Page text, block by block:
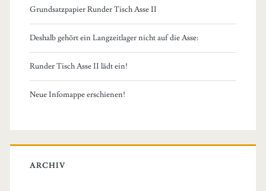
Grundsatzpapier Runder Tisch Asse II
Deshalb gehört ein Langzeitlager nicht auf die Asse:
Runder Tisch Asse II lädt ein!
Neue Infomappe erschienen!
ARCHIV